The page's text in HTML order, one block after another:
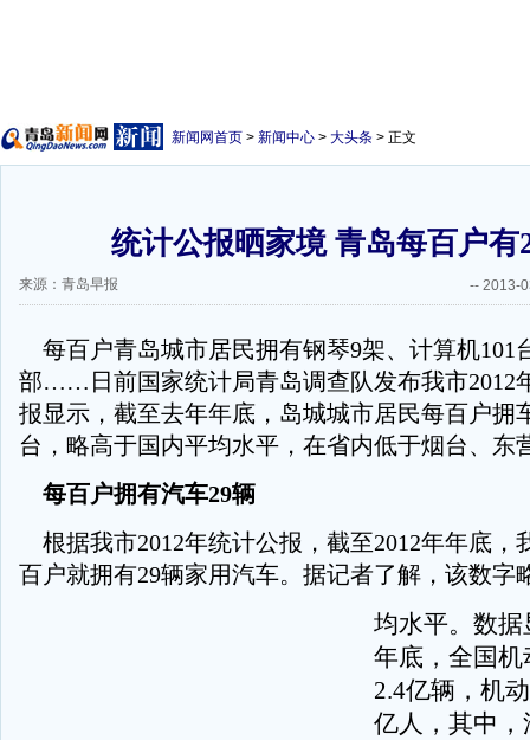
新闻网首页 > 新闻中心 > 大头条 > 正文
统计公报晒家境 青岛每百户有
来源：青岛早报 -- 2013-
每百户青岛城市居民拥有钢琴9架、计算机101
部……日前国家统计局青岛调查队发布我市2012
报显示，截至去年年底，岛城城市居民每百户拥
台，略高于国内平均水平，在省内低于烟台、东
每百户拥有汽车29辆
根据我市2012年统计公报，截至2012年年底，
百户就拥有29辆家用汽车。据记者了解，该数字
均水平。数据
年底，全国
2.4亿辆，机
亿人，其中，